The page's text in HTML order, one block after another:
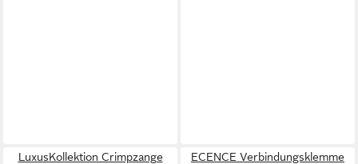
LuxusKollektion Crimpzange
ECENCE Verbindungsklemme